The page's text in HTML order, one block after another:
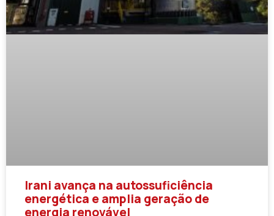
Irani avança na autossuficiência
energética e amplia geração de
energia renovável